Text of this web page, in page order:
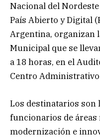
Nacional del
País Abierto y Digital
Argentina, organizan
Municipal que se
a 18 horas, en el
Centro
Los destinatarios son
funcionarios de áreas
modernización e